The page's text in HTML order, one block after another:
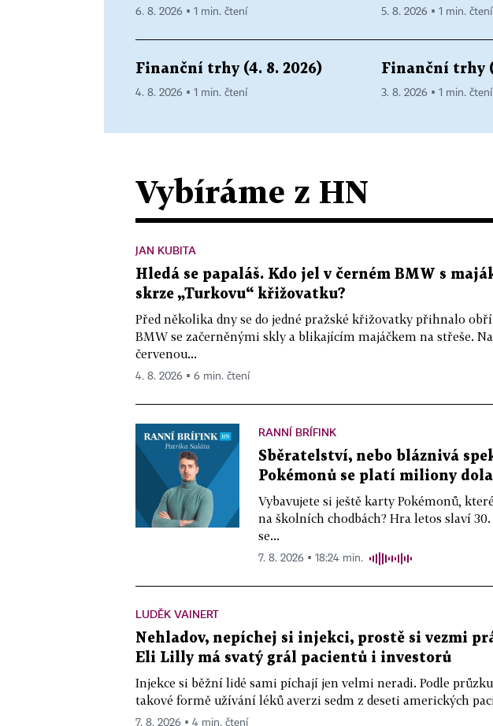
6. 8. 2026 ▪ 1 min. čtení 5. 8. 2026 ▪ 1 min. čtení
Finanční trhy (4. 8. 2026)
4. 8. 2026 ▪ 1 min. čtení
Finanční trhy
3. 8. 2026 ▪ 1 min. čtení
Vybíráme z HN
JAN KUBITA
Hledá se papaláš. Kdo jel v černém BMW s
skrze „Turkovu“ křižovatku?
Před několika dny se do jedné pražské křižovatky přihnalo
BMW se začerněnými skly a blikajícím majáčkem na střeše. Na
červenou...
4. 8. 2026 ▪ 6 min. čtení
RANNÍ BRÍFINK
Sběratelství, nebo bláznivá
Pokémonů se platí miliony
Vybavujete si ještě karty Pokémonů,
na školních chodbách? Hra letos slaví
se...
7. 8. 2026 ▪ 18:24 min.
LUDĚK VAINERT
Nehladov, nepíchej si injekci, prostě si vezmi
Eli Lilly má svatý grál pacientů i investorů
Injekce si běžní lidé sami píchají jen velmi neradi. Podle
takové formě užívání léků averzi sedm z deseti amerických
7. 8. 2026 ▪ 4 min. čtení